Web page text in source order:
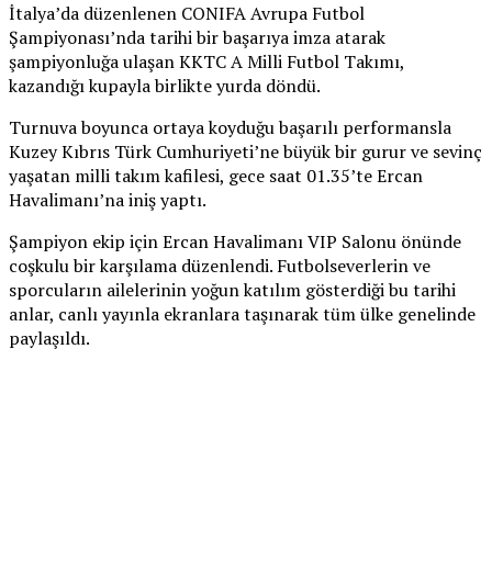
İtalya’da düzenlenen CONIFA Avrupa Futbol
Şampiyonası’nda tarihi bir başarıya imza atarak
şampiyonluğa ulaşan KKTC A Milli Futbol Takımı,
kazandığı kupayla birlikte yurda döndü.
Turnuva boyunca ortaya koyduğu başarılı performansla
Kuzey Kıbrıs Türk Cumhuriyeti’ne büyük bir gurur ve sevinç
yaşatan milli takım kafilesi, gece saat 01.35’te Ercan
Havalimanı’na iniş yaptı.
Şampiyon ekip için Ercan Havalimanı VIP Salonu önünde
coşkulu bir karşılama düzenlendi. Futbolseverlerin ve
sporcuların ailelerinin yoğun katılım gösterdiği bu tarihi
anlar, canlı yayınla ekranlara taşınarak tüm ülke genelinde
paylaşıldı.